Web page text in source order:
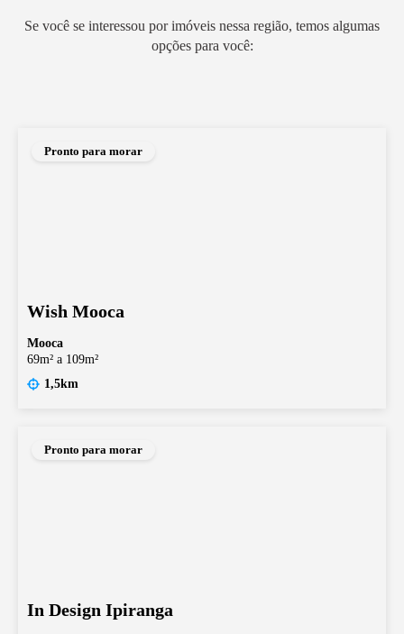
Se você se interessou por imóveis nessa região, temos algumas
opções para você:
Pronto para morar
Wish Mooca
Mooca
69m² a 109m²
1,5km
Pronto para morar
In Design Ipiranga